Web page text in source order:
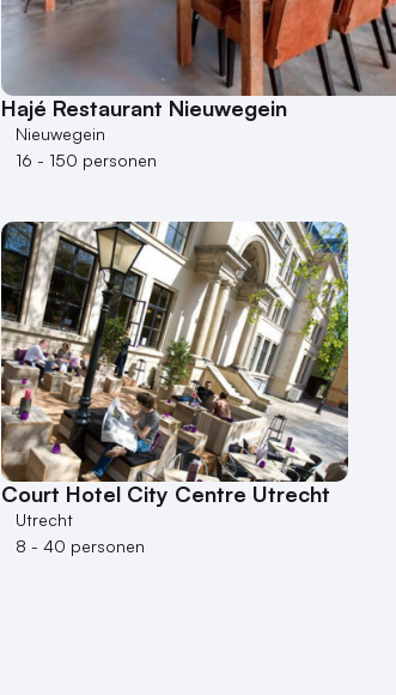
Hajé Restaurant Nieuwegein
Nieuwegein
16 - 150 personen
Court Hotel City Centre Utrecht
Utrecht
8 - 40 personen